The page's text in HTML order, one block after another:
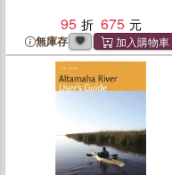
95
675
無庫存